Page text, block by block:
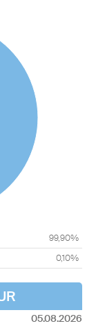
99,90%
0,10%
05.08.2026